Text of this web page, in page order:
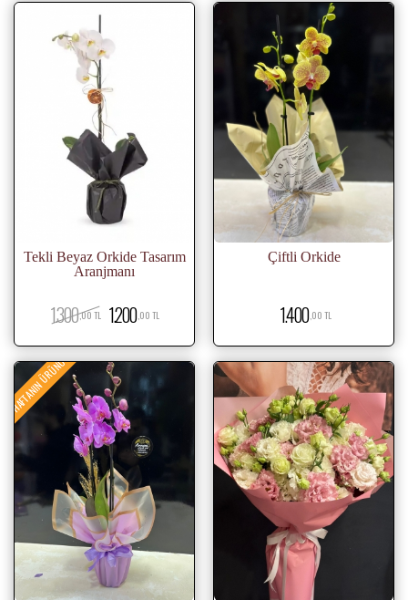
Tekli Beyaz Orkide Tasarım
Aranjmanı
1.300,00 TL 1.200,00 TL
Çiftli Orkide
1.400 ,00 TL
HAFTANIN ÜRÜNÜ